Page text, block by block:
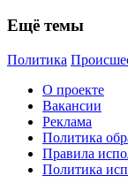
Ещё темы
Политика
О проекте
Вакансии
Реклама
Политика
Правила
Политика